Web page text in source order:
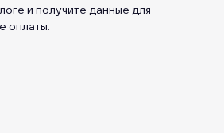
и получите данные для
оплаты.